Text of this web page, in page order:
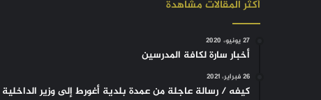
أكثر المقالات مشاهدة
27 يونيو، 2020
أخبار سارة لكافة المدرسين
26 فبراير، 2021
كيفه / رسالة عاجلة من عمدة بلدية أغورط إلى وزير الداخلية